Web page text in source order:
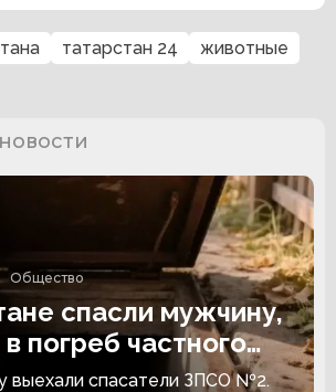
татарстан 24
животные
Общество
спасли мужчину,
погреб частного
выехали спасатели ЗПСО №2.